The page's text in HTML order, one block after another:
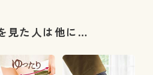
見た人は他に…